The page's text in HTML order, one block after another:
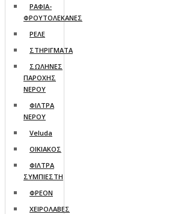
ΡΑΦΙΑ-
ΦΡΟΥΤΟΛΕΚΑΝΕΣ
ΡΕΛΕ
ΣΤΗΡΙΓΜΑΤΑ
ΣΩΛΗΝΕΣ
ΠΑΡΟΧΗΣ
ΝΕΡΟΥ
ΦΙΛΤΡΑ
ΝΕΡΟΥ
Veluda
ΟΙΚΙΑΚΟΣ
ΦΙΛΤΡΑ
ΣΥΜΠΙΕΣΤΗ
ΦΡΕΟΝ
ΧΕΙΡΟΛΑΒΕΣ